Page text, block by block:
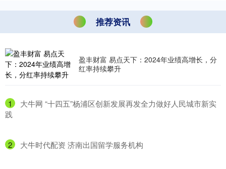
推荐资讯
盈丰财富 易点天下：2024年业绩高增长，分
红率持续攀升
1
​大牛网 “十四五”杨浦区创新发展再发全力做好人民城市新实
践
2 ​大牛时代配资 济南出国留学服务机构